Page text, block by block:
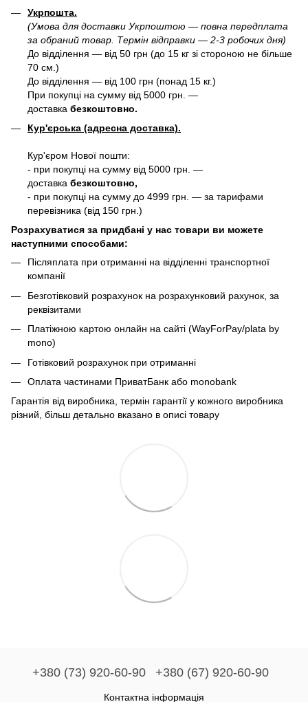
Укрпошта.
(Умова для доставки Укрпоштою — повна передплата
за обраний товар. Термін відправки — 2-3 робочих дня)
До відділення — від 50 грн (до 15 кг зі стороною не більше
70 см.)
До відділення — від 100 грн (понад 15 кг.)
При покупці на сумму від 5000 грн. —
доставка безкоштовно.
Кур'єрська (адресна доставка).
Кур'єром Нової пошти:
- при покупці на сумму від 5000 грн. —
доставка безкоштовно,
- при покупці на сумму до 4999 грн. — за тарифами
перевізника (від 150 грн.)
Розрахуватися за придбані у нас товари ви можете
наступними способами:
Післяплата при отриманні на відділенні транспортної
компанії
Безготівковий розрахунок на розрахунковий рахунок, за
реквізитами
Платіжною картою онлайн на сайті (WayForPay/plata by
mono)
Готівковий розрахунок при отриманні
Оплата частинами ПриватБанк або monobank
Гарантія від виробника, термін гарантії у кожного виробника
різний, більш детально вказано в описі товару
+380 (73) 920-60-90 +380 (67) 920-60-90
Контактна інформація